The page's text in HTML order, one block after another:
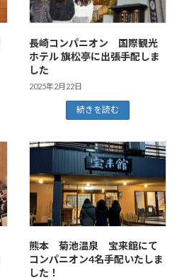
長崎コンパニオン 国際観光
ホテル 旗松亭に出張手配しま
した
2025年2月22日
続きを読む
熊本 菊池温泉 宝来館にて
コンパニオン4名手配いたしま
した！